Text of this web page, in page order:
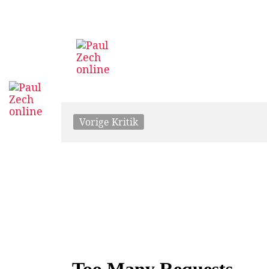
Vorige Kritik